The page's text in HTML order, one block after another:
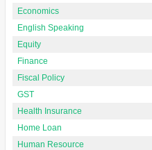
Economics
English Speaking
Equity
Finance
Fiscal Policy
GST
Health Insurance
Home Loan
Human Resource